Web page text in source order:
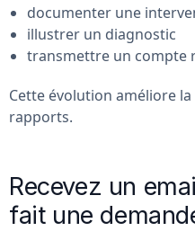
documenter une
illustrer un diagnostic
transmettre un compte
Cette évolution améliore
rapports.
Recevez un
fait une